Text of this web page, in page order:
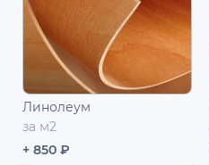
Линолеум
за м2
+ 850 ₽